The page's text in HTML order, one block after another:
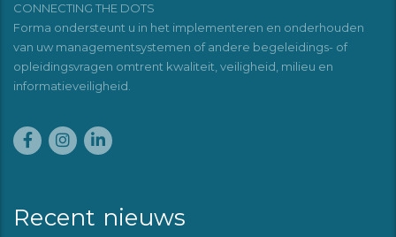
CONNECTING THE DOTS
Forma ondersteunt u in het implementeren en onderhouden
van uw managementsystemen of andere begeleidings- of
opleidingsvragen omtrent kwaliteit, veiligheid, milieu en
informatieveiligheid.
Recent nieuws